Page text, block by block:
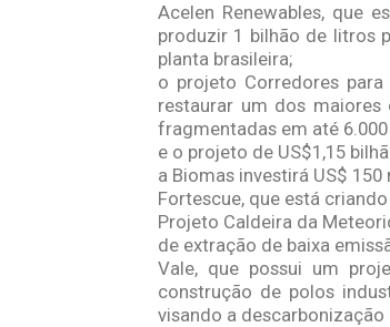
Acelen Renewables, que
produzir 1 bilhão de litros
planta brasileira;
o projeto Corredores
restaurar um dos
fragmentadas em até
e o projeto de US$1,15
a Biomas investirá US$
Fortescue, que está
Projeto Caldeira da
de extração de baixa
Vale, que possui um
construção de polos
visando a